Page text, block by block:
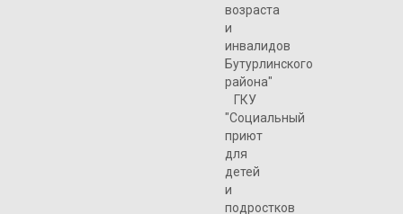
возраста
и
инвалидов
Бутурлинского
района"
ГКУ
"Социальный
приют
для
детей
и
подростков